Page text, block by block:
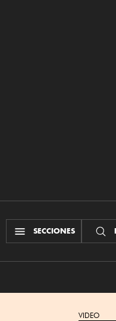
SECCIONES
VIDEO